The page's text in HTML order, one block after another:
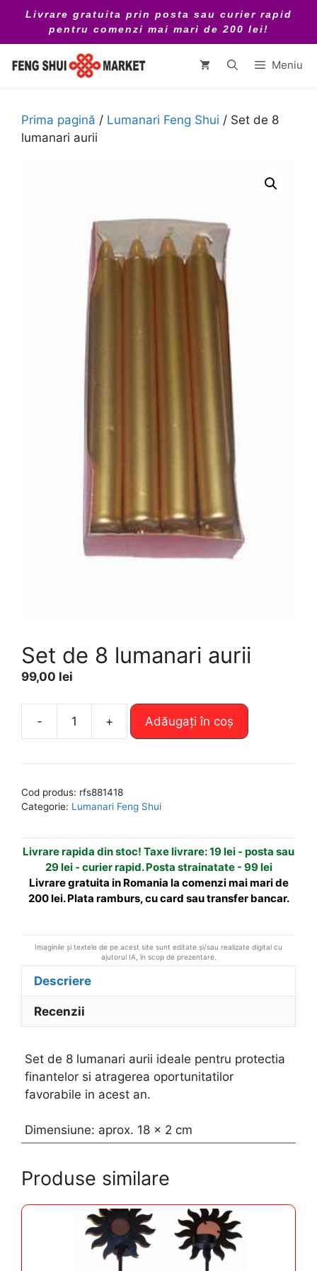
conținut
Livrare gratuita prin posta sau curier rapid
pentru comenzi mai mari de 200 lei!
Meniu
Prima pagină / Lumanari Feng Shui / Set de 8
lumanari aurii
Set de 8 lumanari aurii
99,00 lei
-
Cantitate
de
lumanari
+ Adăugați în coș
e
n
t
i
Cod produs: rfs881418
Categorie: Lumanari Feng Shui
Livrare rapida din stoc! Taxe livrare: 19 lei - posta sau
29 lei - curier rapid. Posta strainatate - 99 lei
Livrare gratuita in Romania la comenzi mai mari de
200 lei. Plata ramburs, cu card sau transfer bancar.
Imaginile și textele de pe acest site sunt editate și/sau realizate digital cu
ajutorul IA, în scop de prezentare.
Descriere
Recenzii
Set de 8 lumanari aurii ideale pentru protectia
finantelor si atragerea oportunitatilor
favorabile in acest an.
Dimensiune: aprox. 18 x 2 cm
Produse similare